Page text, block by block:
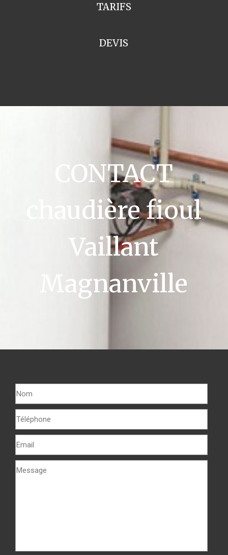
TARIFS
DEVIS
CONTACT
chaudière fioul
Vaillant
Magnanville